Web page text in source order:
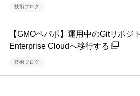
技術ブログ
【GMOペパボ】運用中のGitリポ
Enterprise Cloudへ移行する
技術ブログ